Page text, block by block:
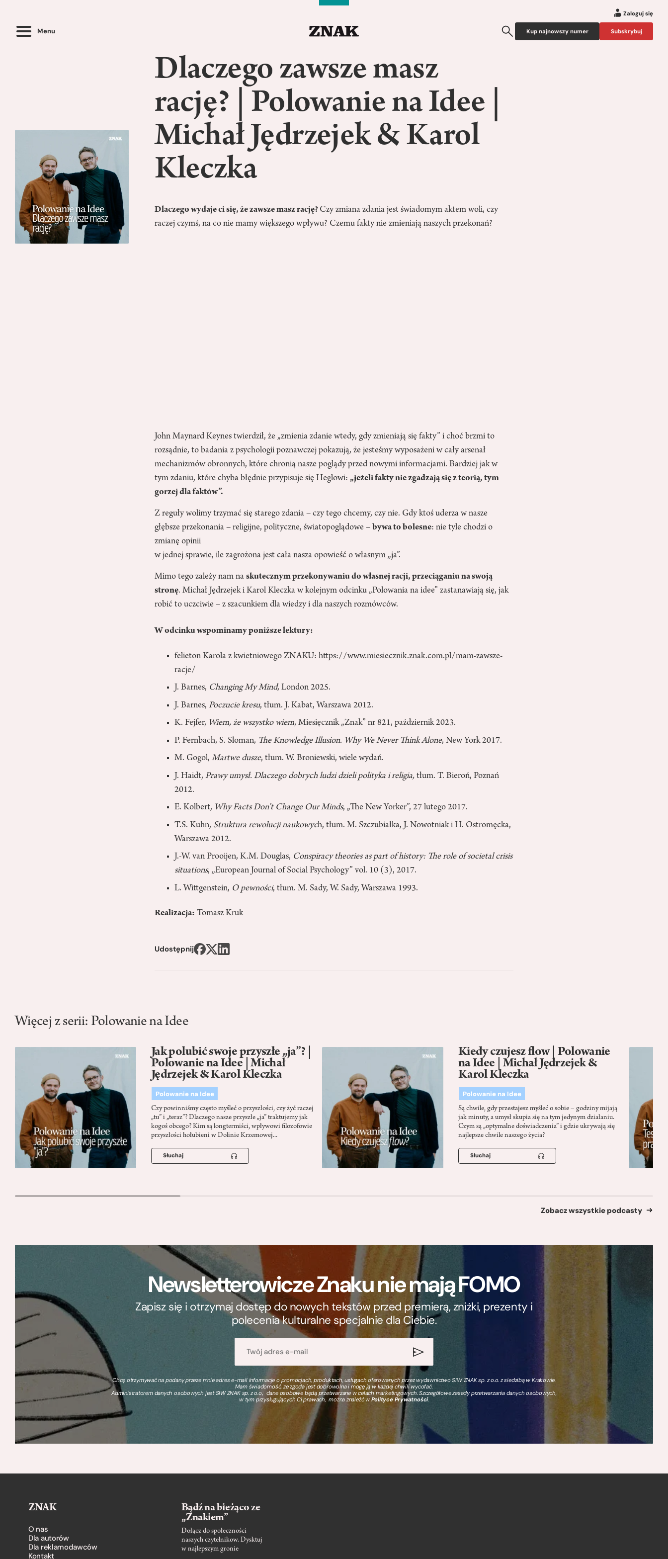
Menu
Zaloguj się
Kup najnowszy numer Subskrybuj
Dlaczego zawsze masz
rację? | Polowanie na Idee |
Michał Jędrzejek & Karol
Kleczka
Dlaczego wydaje ci się, że zawsze masz rację? Czy zmiana zdania jest świadomym aktem woli, czy
raczej czymś, na co nie mamy większego wpływu? Czemu fakty nie zmieniają naszych przekonań?
John Maynard Keynes twierdził, że „zmienia zdanie wtedy, gdy zmieniają się fakty” i choć brzmi to
rozsądnie, to badania z psychologii poznawczej pokazują, że jesteśmy wyposażeni w cały arsenał
mechanizmów obronnych, które chronią nasze poglądy przed nowymi informacjami. Bardziej jak w
tym zdaniu, które chyba błędnie przypisuje się Heglowi: „jeżeli fakty nie zgadzają się z teorią, tym
gorzej dla faktów”.
Z reguły wolimy trzymać się starego zdania – czy tego chcemy, czy nie. Gdy ktoś uderza w nasze
głębsze przekonania – religijne, polityczne, światopoglądowe – bywa to bolesne: nie tyle chodzi o
zmianę opinii
w jednej sprawie, ile zagrożona jest cała nasza opowieść o własnym „ja”.
Mimo tego zależy nam naskutecznym przekonywaniu do własnej racji, przeciąganiu na swoją
stronę. Michał Jędrzejek i Karol Kleczka w kolejnym odcinku „Polowania na idee” zastanawiają się, jak
robić to uczciwie – z szacunkiem dla wiedzy i dla naszych rozmówców.
W odcinku wspominamy poniższe lektury:
felieton Karola z kwietniowego ZNAKU:https://www.miesiecznik.znak.com.pl/mam-zawsze-
racje/
J. Barnes, Changing My Mind, London 2025.
J. Barnes,Poczucie kresu, tłum. J. Kabat, Warszawa 2012.
K. Fejfer, Wiem, że wszystko wiem, Miesięcznik „Znak” nr 821, październik 2023.
P. Fernbach, S. Sloman, The Knowledge Illusion. Why We Never Think Alone, New York 2017.
M. Gogol,Martwe dusze, tłum. W. Broniewski, wiele wydań.
J. Haidt,Prawy umysł. Dlaczego dobrych ludzi dzieli polityka i religia, tłum. T. Bieroń, Poznań
2012.
E. Kolbert, Why Facts Don’t Change Our Minds, „The New Yorker”, 27 lutego 2017.
T.S. Kuhn, Struktura rewolucji naukowych, tłum. M. Szczubiałka, J. Nowotniak i H. Ostromęcka,
Warszawa 2012.
J.-W. van Prooijen, K.M. Douglas, Conspiracy theories as part of history: The role of societal crisis
situations, „European Journal of Social Psychology” vol. 10 (3), 2017.
L. Wittgenstein, O pewności, tłum. M. Sady, W. Sady, Warszawa 1993.
Realizacja: Tomasz Kruk
Udostępnij
Więcej z serii: Polowanie na Idee
Jak polubić swoje przyszłe „ja”? |
Polowanie na Idee | Michał
Jędrzejek & Karol Kleczka
Polowanie na Idee
Czy powinniśmy często myśleć o przyszłości, czy żyć raczej
„tu” i „teraz”? Dlaczego nasze przyszłe „ja” traktujemy jak
kogoś obcego? Kim są longtermiści, wpływowi filozofowie
przyszłości hołubieni w Dolinie Krzemowej...
Słuchaj
Kiedy czujesz flow | Polowanie
na Idee | Michał Jędrzejek &
Karol Kleczka
Polowanie na Idee
Są chwile, gdy przestajesz myśleć o sobie – godziny mijają
jak minuty, a umysł skupia się na tym jedynym działaniu.
Czym są „optymalne doświadczenia” i gdzie ukrywają się
najlepsze chwile naszego życia?
Słuchaj
Zobacz wszystkie podcasty
Newsletterowicze Znaku nie mają FOMO
Zapisz się i otrzymaj dostęp do nowych tekstów przed premierą, zniżki, prezenty i
polecenia kulturalne specjalnie dla Ciebie.
Chcę otrzymywać na podany przeze mnie adres e-mail informacje o promocjach, produktach, usługach oferowanych przez wydawnictwo SIW ZNAK sp. z o.o. z siedzibą w Krakowie.
Mam świadomość, że zgoda jest dobrowolna i mogę ją w każdej chwili wycofać.
Administratorem danych osobowych jest SIW ZNAK sp. z o.o., dane osobowe będą przetwarzane w celach marketingowych. Szczegółowe zasady przetwarzania danych osobowych,
w tym przysługujących Ci prawach, można znaleźć wPolityce Prywatności.
ZNAK
O nas
Dla autorów
Dla reklamodawców
Kontakt
Bądź na bieżąco ze
„Znakiem”
Dołącz do społeczności
naszych czytelnikow. Dysktuj
w najlepszym gronie